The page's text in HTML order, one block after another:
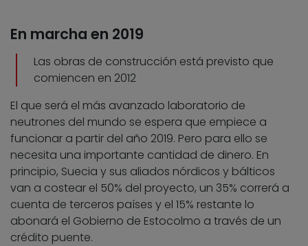
En marcha en 2019
Las obras de construcción está previsto que
comiencen en 2012
El que será el más avanzado laboratorio de
neutrones del mundo se espera que empiece a
funcionar a partir del año 2019. Pero para ello se
necesita una importante cantidad de dinero. En
principio, Suecia y sus aliados nórdicos y bálticos
van a costear el 50% del proyecto, un 35% correrá a
cuenta de terceros países y el 15% restante lo
abonará el Gobierno de Estocolmo a través de un
crédito puente.